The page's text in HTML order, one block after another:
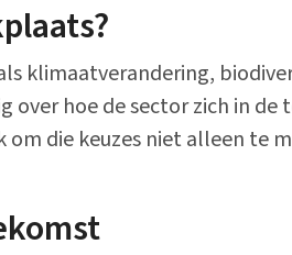
klimaatverandering,
over hoe de sector zich in de
die keuzes niet alleen te